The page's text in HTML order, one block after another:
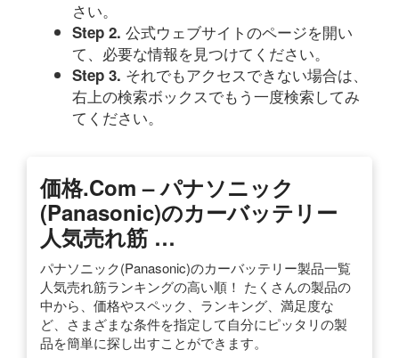
さい。
Step 2. 公式ウェブサイトのページを開い
て、必要な情報を見つけてください。
Step 3. それでもアクセスできない場合は、
右上の検索ボックスでもう一度検索してみ
てください。
価格.com – パナソニック
(Panasonic)のカーバッテリー
人気売れ筋 …
パナソニック(Panasonic)のカーバッテリー製品一覧
人気売れ筋ランキングの高い順！ たくさんの製品の
中から、価格やスペック、ランキング、満足度な
ど、さまざまな条件を指定して自分にピッタリの製
品を簡単に探し出すことができます。